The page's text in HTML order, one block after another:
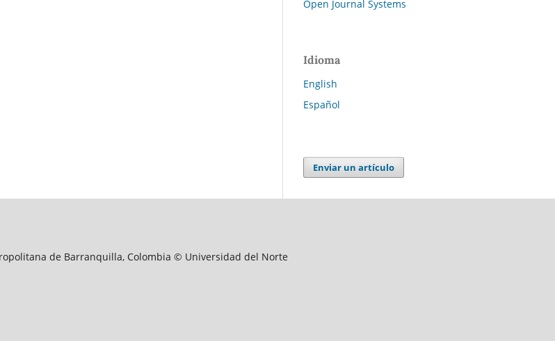
Open Journal Systems
Idioma
English
Español
Enviar un artículo
de Barranquilla, Colombia © Universidad del Norte